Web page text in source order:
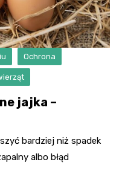
Ochrona
jajka –
bardziej niż spadek
albo błąd